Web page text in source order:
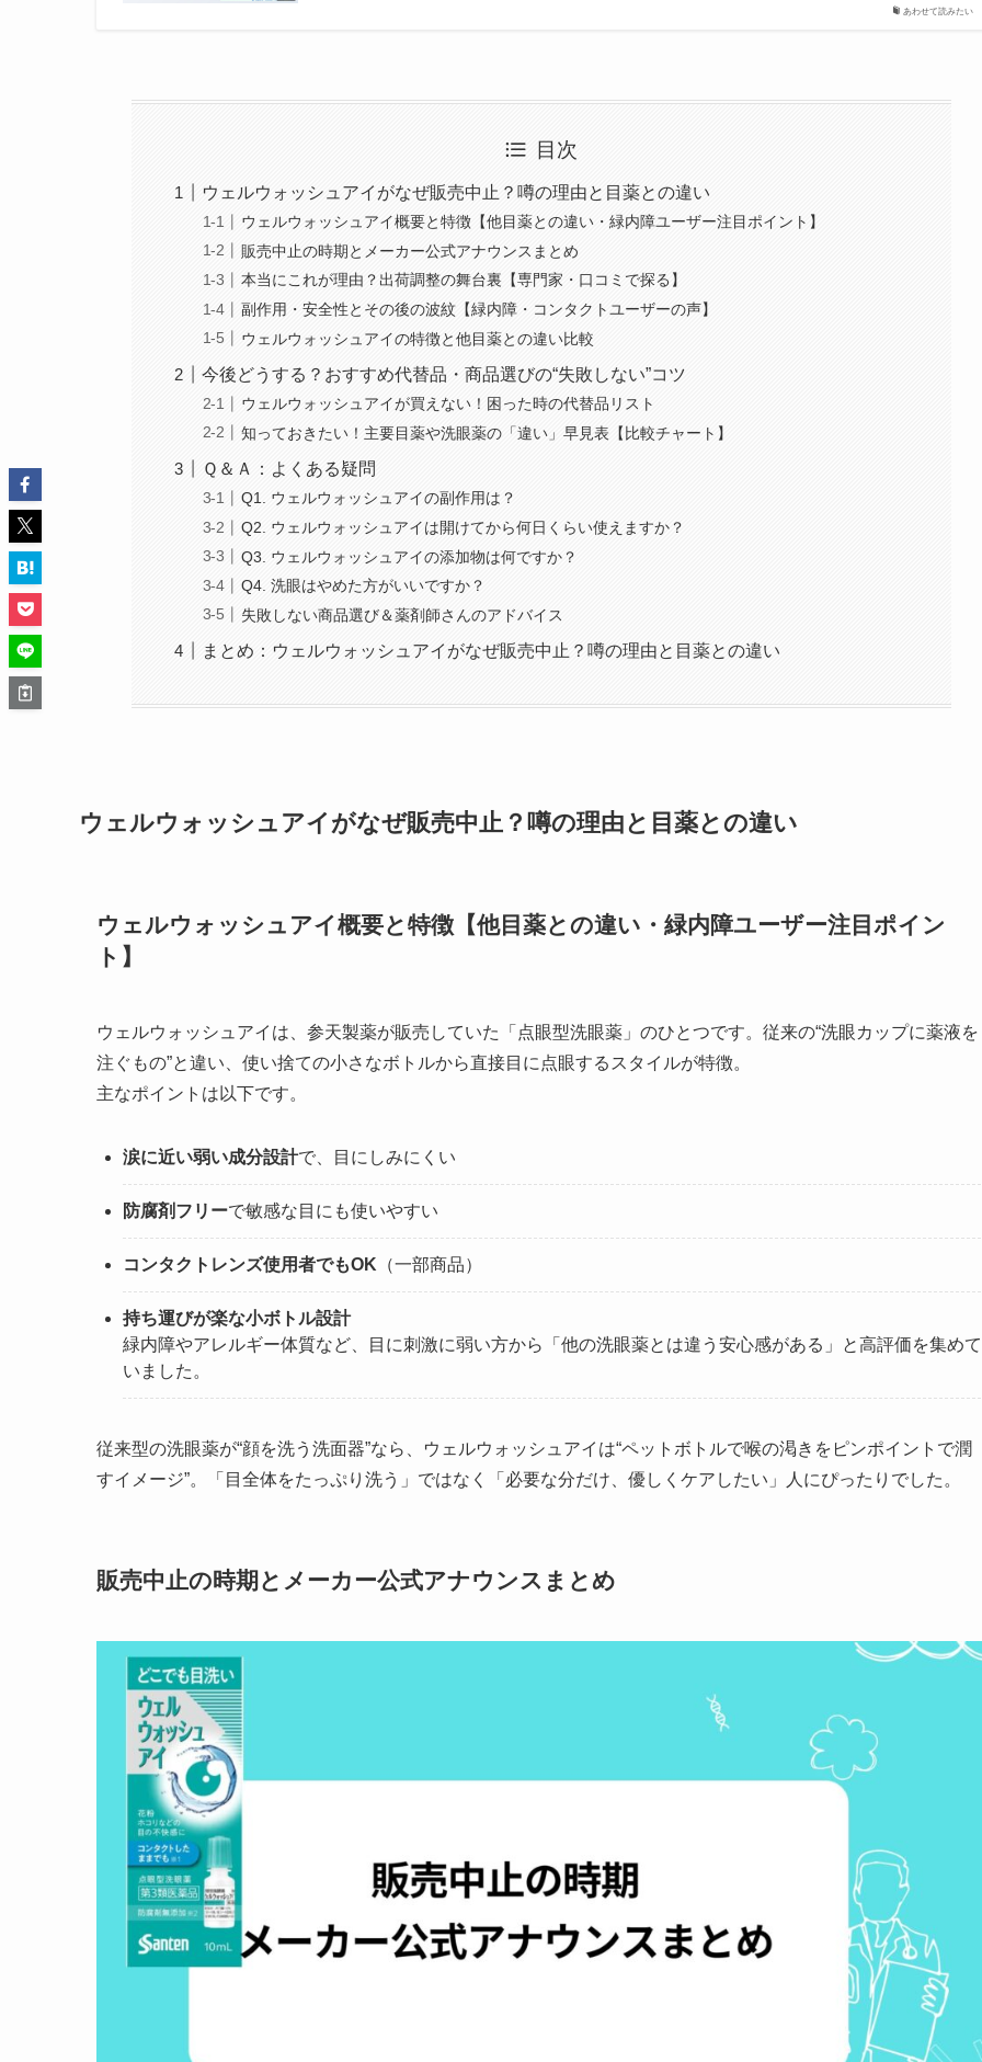
あわせて読みたい
目次
ウェルウォッシュアイがなぜ販売中止？噂の理由と目薬との違い
ウェルウォッシュアイ概要と特徴【他目薬との違い・緑内障ユーザー注目ポイント】
販売中止の時期とメーカー公式アナウンスまとめ
本当にこれが理由？出荷調整の舞台裏【専門家・口コミで探る】
副作用・安全性とその後の波紋【緑内障・コンタクトユーザーの声】
ウェルウォッシュアイの特徴と他目薬との違い比較
今後どうする？おすすめ代替品・商品選びの“失敗しない”コツ
ウェルウォッシュアイが買えない！困った時の代替品リスト
知っておきたい！主要目薬や洗眼薬の「違い」早見表【比較チャート】
Ｑ＆Ａ：よくある疑問
Q1. ウェルウォッシュアイの副作用は？
Q2. ウェルウォッシュアイは開けてから何日くらい使えますか？
Q3. ウェルウォッシュアイの添加物は何ですか？
Q4. 洗眼はやめた方がいいですか？
失敗しない商品選び＆薬剤師さんのアドバイス
まとめ：ウェルウォッシュアイがなぜ販売中止？噂の理由と目薬との違い
ウェルウォッシュアイがなぜ販売中止？噂の理由と目薬との違い
ウェルウォッシュアイ概要と特徴【他目薬との違い・緑内障ユーザー注目ポイン
ト】
ウェルウォッシュアイは、参天製薬が販売していた「点眼型洗眼薬」のひとつです。従来の“洗眼カップに薬液を
注ぐもの”と違い、使い捨ての小さなボトルから直接目に点眼するスタイルが特徴。
主なポイントは以下です。
涙に近い弱い成分設計で、目にしみにくい
防腐剤フリーで敏感な目にも使いやすい
コンタクトレンズ使用者でもOK （一部商品）
持ち運びが楽な小ボトル設計
緑内障やアレルギー体質など、目に刺激に弱い方から「他の洗眼薬とは違う安心感がある」と高評価を集めて
いました。
従来型の洗眼薬が“顔を洗う洗面器”なら、ウェルウォッシュアイは“ペットボトルで喉の渇きをピンポイントで潤
すイメージ”。「目全体をたっぷり洗う」ではなく「必要な分だけ、優しくケアしたい」人にぴったりでした。
販売中止の時期とメーカー公式アナウンスまとめ